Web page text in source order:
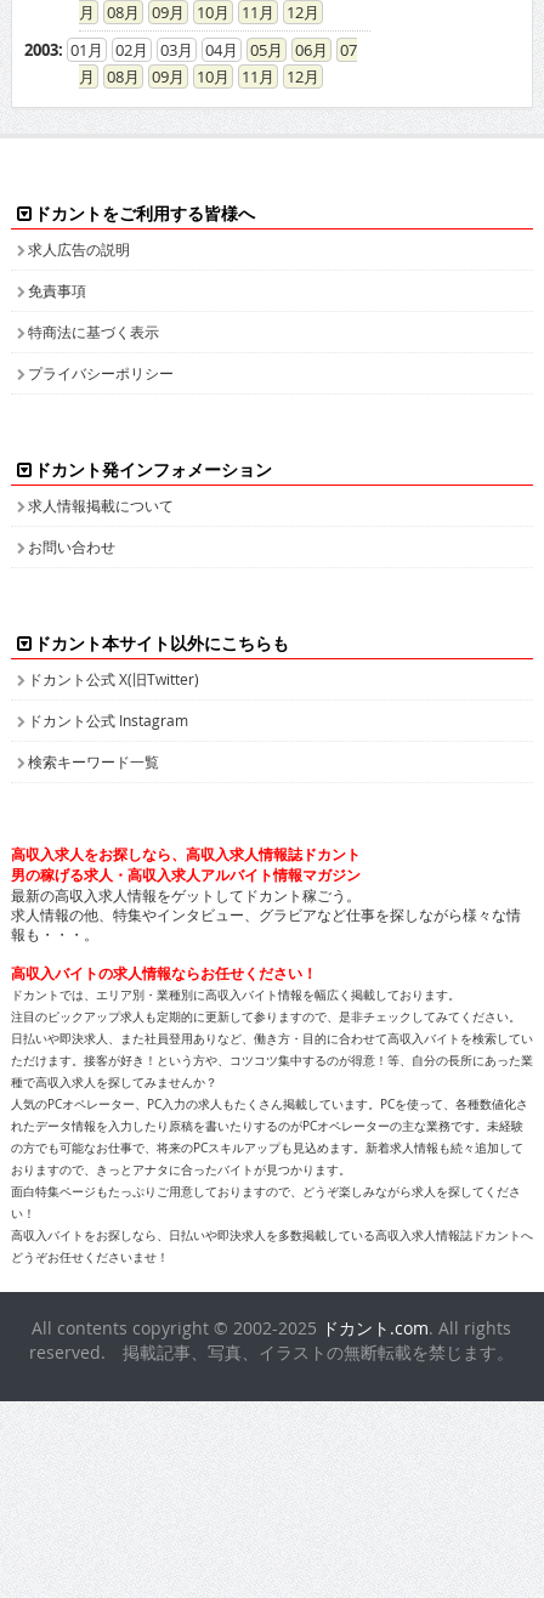
08
09 10 11
12
2003: 01 02 03 04 05 06
07
08
09 10 11 12
ドカントをご利用する皆様へ
求人広告の説明
免責事項
特商法に基づく表示
プライバシーポリシー
ドカント発インフォメーション
求人情報掲載について
お問い合わせ
ドカント本サイト以外にこちらも
ドカント公式 X(旧Twitter)
ドカント公式 Instagram
検索キーワード一覧
高収入求人をお探しなら、高収入求人情報誌ドカント
男の稼げる求人・高収入求人アルバイト情報マガジン
最新の高収入求人情報をゲットしてドカント稼ごう。
求人情報の他、特集やインタビュー、グラビアなど仕事を探しながら様々な情
報も・・・。
高収入バイトの求人情報ならお任せください！
ドカントでは、エリア別・業種別に高収入バイト情報を幅広く掲載しております。
注目のピックアップ求人も定期的に更新して参りますので、是非チェックしてみてください。
日払いや即決求人、また社員登用ありなど、働き方・目的に合わせて高収入バイトを検索してい
ただけます。接客が好き！という方や、コツコツ集中するのが得意！等、自分の長所にあった業
種で高収入求人を探してみませんか？
人気のPCオペレーター、PC入力の求人もたくさん掲載しています。PCを使って、各種数値化さ
れたデータ情報を入力したり原稿を書いたりするのがPCオペレーターの主な業務です。未経験
の方でも可能なお仕事で、将来のPCスキルアップも見込めます。新着求人情報も続々追加して
おりますので、きっとアナタに合ったバイトが見つかります。
面白特集ページもたっぷりご用意しておりますので、どうぞ楽しみながら求人を探してくださ
い！
高収入バイトをお探しなら、日払いや即決求人を多数掲載している高収入求人情報誌ドカントへ
どうぞお任せくださいませ！
All contents copyright © 2002-2025 ドカント.com. All rights
reserved. 掲載記事、写真、イラストの無断転載を禁じます。